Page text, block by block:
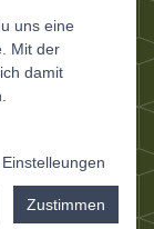
uns eine
Mit der
damit
Zustimmen